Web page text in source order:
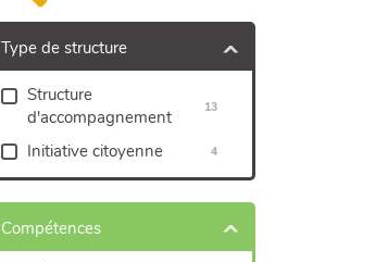
Type de structure
Structure
d'accompagnement
13
Initiative citoyenne 4
Compétences